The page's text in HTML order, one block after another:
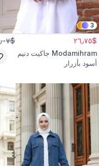
3
$٢٦٫٧٥ $٣١٫٠٧
Modamihram جاكيت دنيم
أسود بأزرار